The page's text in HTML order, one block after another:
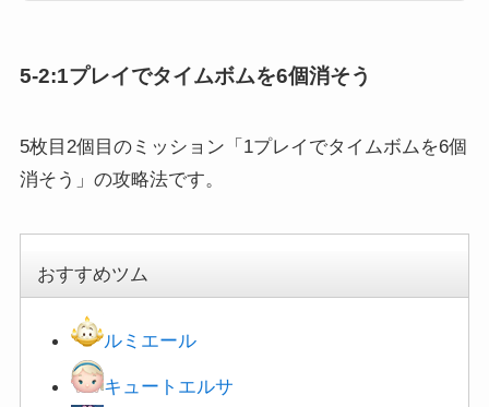
5-2:1プレイでタイムボムを6個消そう
5枚目2個目のミッション「1プレイでタイムボムを6個
消そう」の攻略法です。
おすすめツム
ルミエール
キュートエルサ